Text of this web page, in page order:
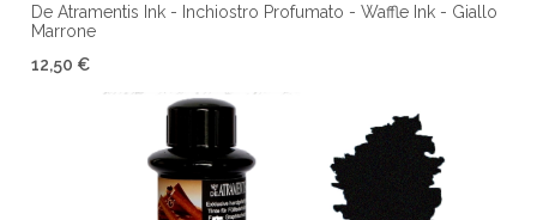
De Atramentis Ink - Inchiostro Profumato - Waffle Ink - Giallo
Marrone
12,50 €